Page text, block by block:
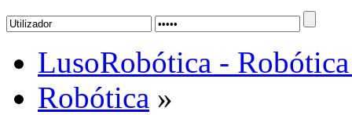
LusoRobótica -
Robótica »